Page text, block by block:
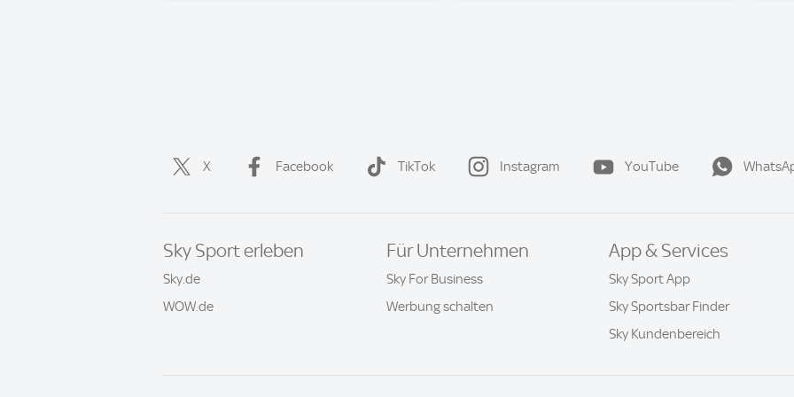
X Facebook TikTok Instagram YouTube
Sky Sport erleben
Sky.de
WOW.de
Für Unternehmen
Sky For Business
Werbung schalten
App & Services
Sky Sport App
Sky Sportsbar Finder
Sky Kundenbereich